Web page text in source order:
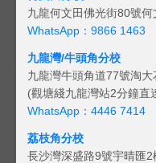
九龍何文田佛光街80號
WhatsApp：9866 1463
九龍灣/牛頭角分校
九龍灣牛頭角道77號淘
(觀塘綫九龍灣站2分鐘直
WhatsApp：4446 7414
荔枝角分校
長沙灣深盛路9號宇晴匯2